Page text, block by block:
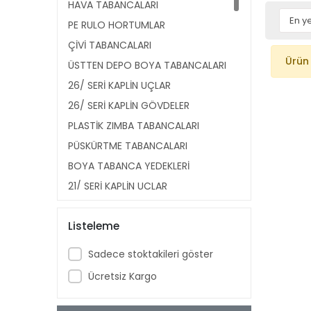
HAVA TABANCALARI
PE RULO HORTUMLAR
ÇİVİ TABANCALARI
ÜSTTEN DEPO BOYA TABANCALARI
26/ SERİ KAPLİN UÇLAR
26/ SERİ KAPLİN GÖVDELER
PLASTİK ZIMBA TABANCALARI
PÜSKÜRTME TABANCALARI
BOYA TABANCA YEDEKLERİ
21/ SERİ KAPLİN UÇLAR
14/ SERİ ÇİVİLER
HAVALI KESKİLER
SPİRAL HORTUMLAR
KÖR TAPALAR
SEVİYE GÖSTERGELERİ
Listeleme
Sadece stoktakileri göster
Ücretsiz Kargo